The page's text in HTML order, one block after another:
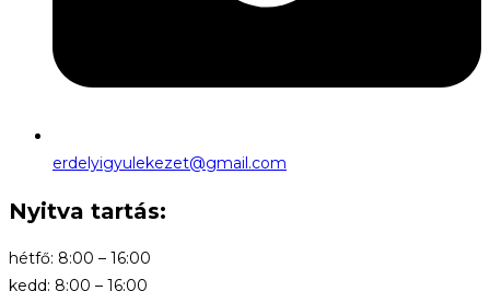
erdelyigyulekezet@gmail.com
Nyitva tartás:
hétfő: 8:00 – 16:00
kedd: 8:00 – 16:00